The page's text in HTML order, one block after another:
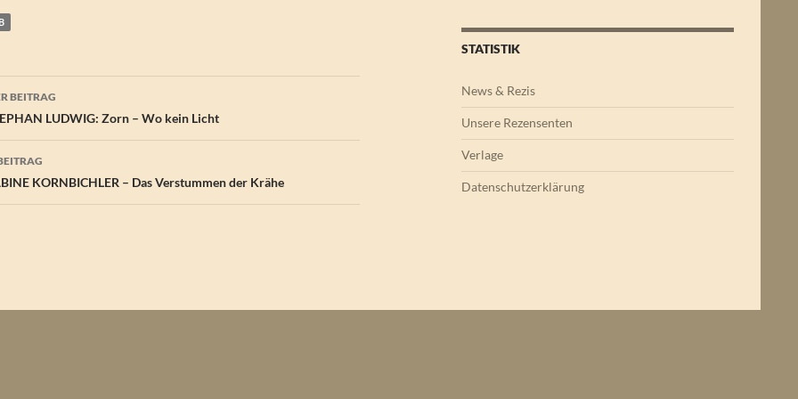
BEITRAG
LUDWIG: Zorn – Wo kein Licht
KORNBICHLER – Das Verstummen der Krähe
STATISTIK
News & Rezis
Unsere Rezensenten
Verlage
Datenschutzerklärung